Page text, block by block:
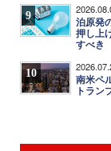
9
泊原発
押し上
すべき
10
南米ペ
トラン